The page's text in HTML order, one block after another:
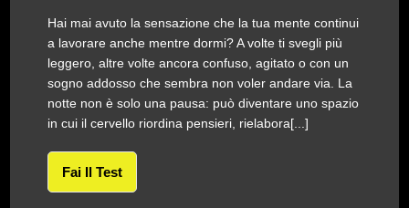
Hai mai avuto la sensazione che la tua mente continui
a lavorare anche mentre dormi? A volte ti svegli più
leggero, altre volte ancora confuso, agitato o con un
sogno addosso che sembra non voler andare via. La
notte non è solo una pausa: può diventare uno spazio
in cui il cervello riordina pensieri, rielabora[...]
Fai Il Test